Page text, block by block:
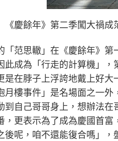
《慶餘年》第二季闖大禍
「范思轍」在《慶餘年》
此成為「行走的計算機」
是在脖子上浮誇地戴上好
月樓事件」是名場面之一
到自己哥哥身上，想辦法
，更表示為了成為慶國首
後呢，咱不還能復合嗎」